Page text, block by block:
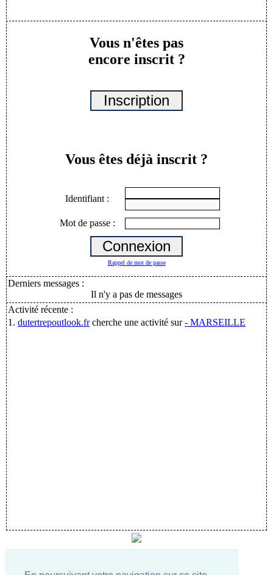
Vous n'êtes pas
encore inscrit ?
Vous êtes déjà inscrit ?
Identifiant :
Mot de passe :
Rappel de mot de passe
Derniers messages :
Il n'y a pas de messages
Activité récente :
1. dutertrepoutlook.frcherche une activité sur- MARSEILLE